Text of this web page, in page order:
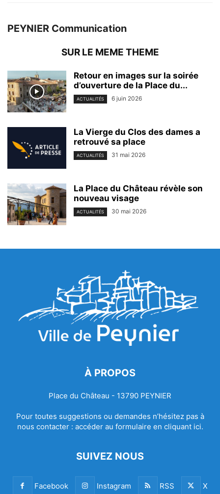
PEYNIER Communication
SUR LE MEME THEME
Retour en images sur la soirée
d’ouverture de la Place du...
ACTUALITÉS 6 juin 2026
La Vierge du Clos des dames a
retrouvé sa place
ACTUALITÉS 31 mai 2026
La Place du Château révèle son
nouveau visage
ACTUALITÉS 30 mai 2026
À PROPOS
Place du Château - 13790 PEYNIER
Pour toutes suggestions ou demandes n’hésitez pas à
nous contacter : accéder au formulaire en cliquant ici.
SUIVEZ NOUS
Facebook Instagram RSS X